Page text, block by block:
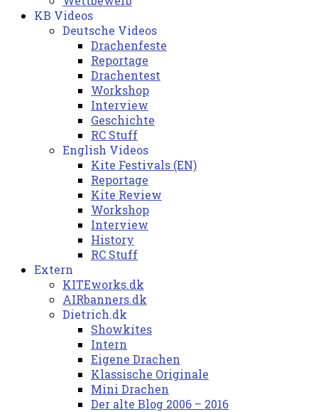
KB Videos
Deutsche Videos
Drachenfeste
Reportage
Drachentest
Workshop
Interview
Geschichte
RC Stuff
English Videos
Kite Festivals (EN)
Reportage
Kite Review
Workshop
Interview
History
RC Stuff
Extern
KITEworks.dk
AIRbanners.dk
Dietrich.dk
Showkites
Intern
Eigene Drachen
Klassische Originale
Mini Drachen
Der alte Blog 2006 – 2016